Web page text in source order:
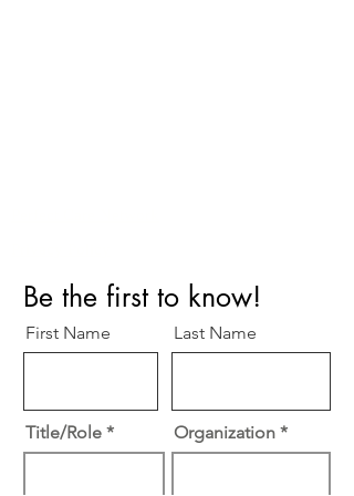
Be the first to know!
First Name Last Name
Title/Role Organization